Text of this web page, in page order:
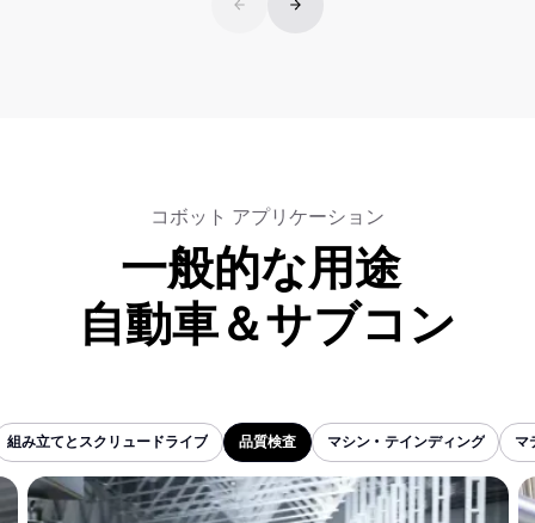
コボット アプリケーション
一般的な用途
自動車＆サブコン
組み立てとスクリュードライブ
組み立てとスクリュードライブ
品質検査
品質検査
マシン・テインディング
マシン・テインディング
マ
マ